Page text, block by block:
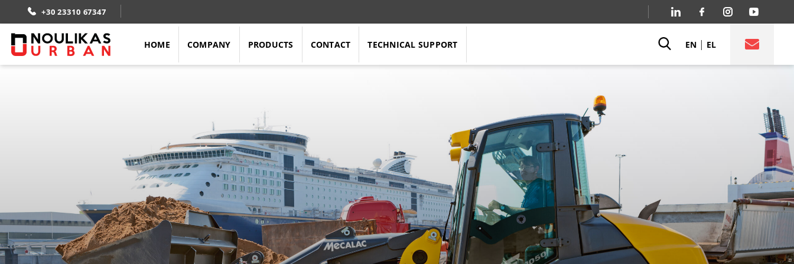
to
content
+30 23310 67347
HOME COMPANY PRODUCTS CONTACT TECHNICAL SUPPORT EN | EL